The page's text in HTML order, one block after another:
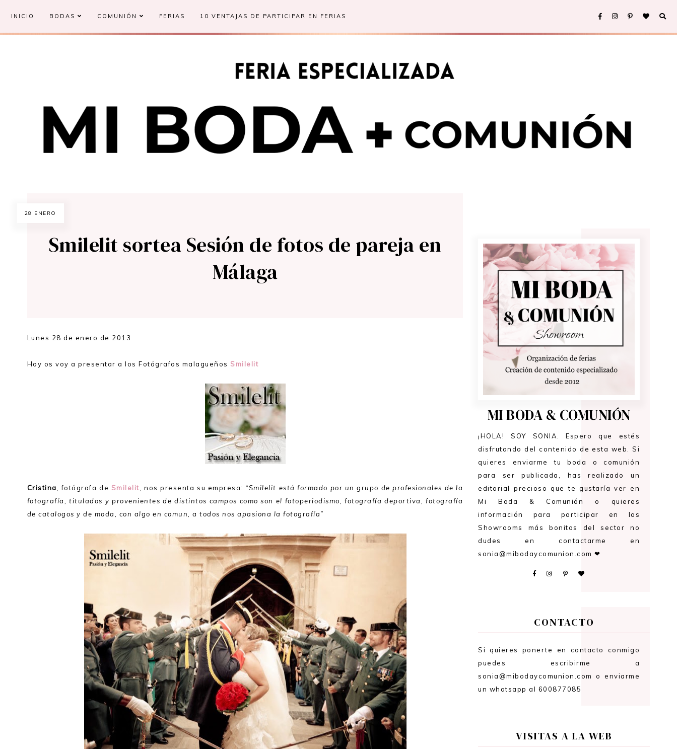
INICIO BODAS COMUNIÓN FERIAS 10 VENTAJAS DE PARTICIPAR EN FERIAS
28 ENERO
Smilelit sortea Sesión de fotos de pareja en
Málaga
Lunes 28 de enero de 2013
Hoy os voy a presentar a los Fotógrafos malagueños Smilelit
Cristina , fotógrafa de Smilelit , nos presenta su empresa: “Smilelit está formado por un grupo de profesionales de la
fotografía, titulados y provenientes de distintos campos como son el fotoperiodismo, fotografía deportiva, fotografía
de catalogos y de moda, con algo en comun, a todos nos apasiona la fotografía”
MI BODA & COMUNIÓN
¡HOLA! SOY SONIA. Espero que estés
disfrutando del contenido de esta web. Si
quieres enviarme tu boda o comunión
para ser publicada, has realizado un
editorial precioso que te gustaría ver en
Mi Boda & Comunión o quieres
información para participar en los
Showrooms más bonitos del sector no
dudes en contactarme en
sonia@mibodaycomunion.com ❤
CONTACTO
Si quieres ponerte en contacto conmigo
puedes escribirme a
sonia@mibodaycomunion.com o enviarme
un whatsapp al 600877085
VISITAS A LA WEB